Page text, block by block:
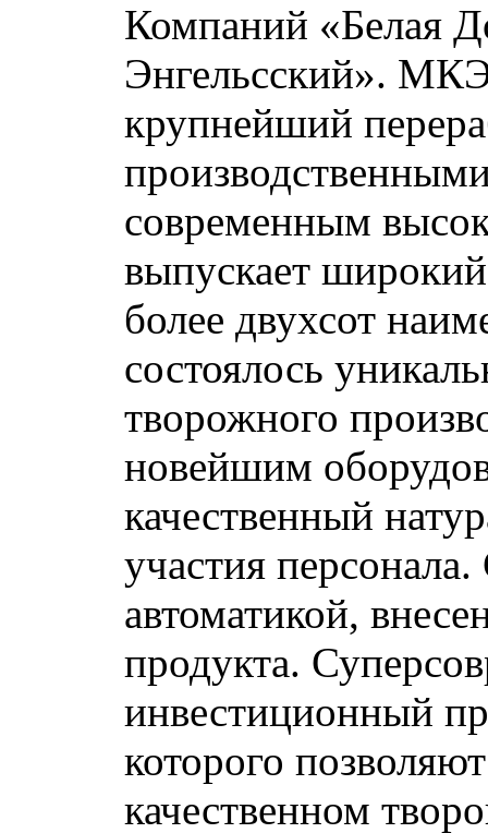
Компаний «Белая
Энгельсский». МКЭ
крупнейший
современным
выпускает
более двухсот
состоялось
творожного
новейшим
качественный
участия
автоматикой,
продукта.
инвестиционный
которого
качественном